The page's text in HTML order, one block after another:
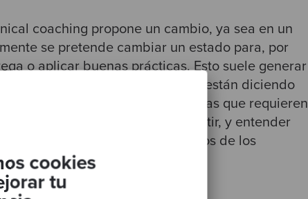
cookies
tu
coaching propone un cambio, ya sea en un
se pretende cambiar un estado para, por
o aplicar buenas prácticas. Esto suele generar
que bloquean la iniciativa: ¿me están diciendo
que aprender nuevas prácticas que requieren
que esta resistencia va a existir, y entender
puede ayudar a mitigar algunos de los